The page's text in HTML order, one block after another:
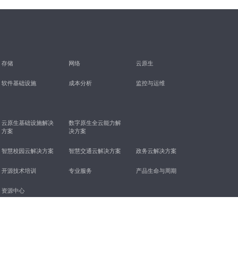
存储 网络 云原生
软件基础设施 成本分析 监控与运维
云原生基础设施解决
方案
数字原生全云能力解
决方案
智慧校园云解决方案 智慧交通云解决方案 政务云解决方案
开源技术培训 专业服务 产品生命与周期
资源中心